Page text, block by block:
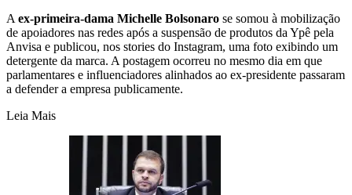
A ex-primeira-dama Michelle Bolsonaro se somou à mobilização
de apoiadores nas redes após a suspensão de produtos da Ypê pela
Anvisa e publicou, nos stories do Instagram, uma foto exibindo um
detergente da marca. A postagem ocorreu no mesmo dia em que
parlamentares e influenciadores alinhados ao ex-presidente passaram
a defender a empresa publicamente.
Leia Mais